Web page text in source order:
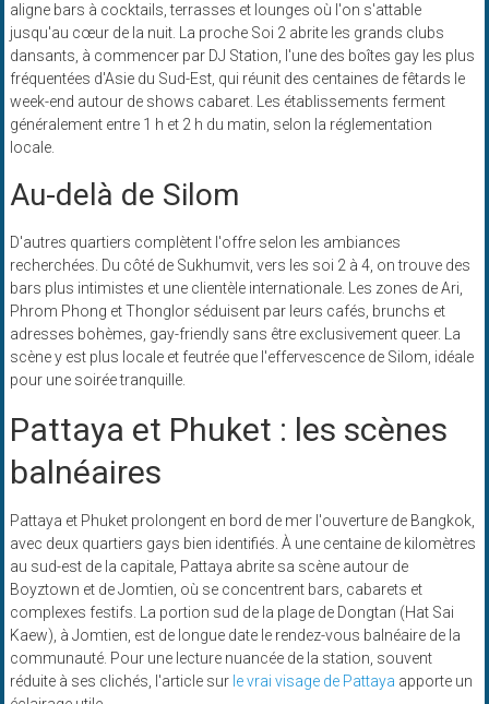
aligne bars à cocktails, terrasses et lounges où l'on s'attable
jusqu'au cœur de la nuit. La proche Soi 2 abrite les grands clubs
dansants, à commencer par DJ Station, l'une des boîtes gay les plus
fréquentées d'Asie du Sud-Est, qui réunit des centaines de fêtards le
week-end autour de shows cabaret. Les établissements ferment
généralement entre 1 h et 2 h du matin, selon la réglementation
locale.
Au-delà de Silom
D'autres quartiers complètent l'offre selon les ambiances
recherchées. Du côté de Sukhumvit, vers les soi 2 à 4, on trouve des
bars plus intimistes et une clientèle internationale. Les zones de Ari,
Phrom Phong et Thonglor séduisent par leurs cafés, brunchs et
adresses bohèmes, gay-friendly sans être exclusivement queer. La
scène y est plus locale et feutrée que l'effervescence de Silom, idéale
pour une soirée tranquille.
Pattaya et Phuket : les scènes
balnéaires
Pattaya et Phuket prolongent en bord de mer l'ouverture de Bangkok,
avec deux quartiers gays bien identifiés. À une centaine de kilomètres
au sud-est de la capitale, Pattaya abrite sa scène autour de
Boyztown et de Jomtien, où se concentrent bars, cabarets et
complexes festifs. La portion sud de la plage de Dongtan (Hat Sai
Kaew), à Jomtien, est de longue date le rendez-vous balnéaire de la
communauté. Pour une lecture nuancée de la station, souvent
réduite à ses clichés, l'article sur le vrai visage de Pattaya apporte un